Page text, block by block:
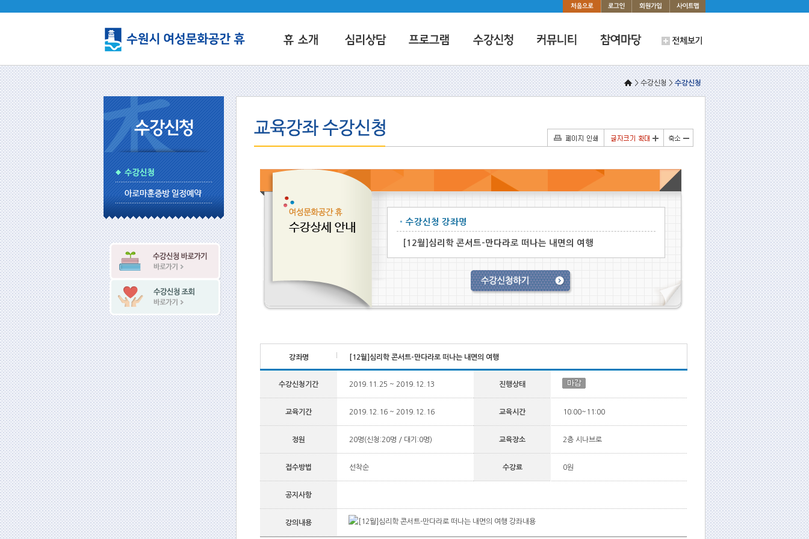
> 수강신청 >수강신청
수강신청 강좌명
[12월]심리학 콘서트-만다라로 떠나는 내면의 여행
강좌명 [12월]심리학 콘서트-만다라로 떠나는 내면의 여행
수강신청기간 2019.11.25 ~ 2019.12.13 진행상태
교육기간 2019.12.16 ~ 2019.12.16 교육시간 10:00~11:00
정원 20명(신청:20명 / 대기:0명) 교육장소 2층 시나브로
접수방법 선착순 수강료 0원
공지사항
강의내용